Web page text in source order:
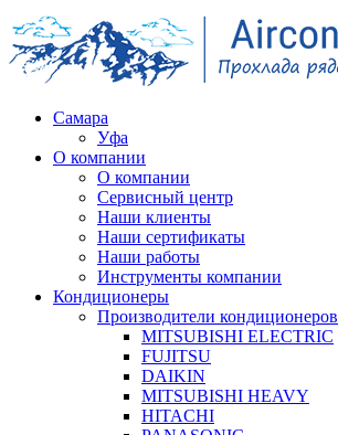
Самара
Уфа
О компании
О компании
Сервисный центр
Наши клиенты
Наши сертификаты
Наши работы
Инструменты компании
Кондиционеры
Производители кондиционеров
MITSUBISHI ELECTRIC
FUJITSU
DAIKIN
MITSUBISHI HEAVY
HITACHI